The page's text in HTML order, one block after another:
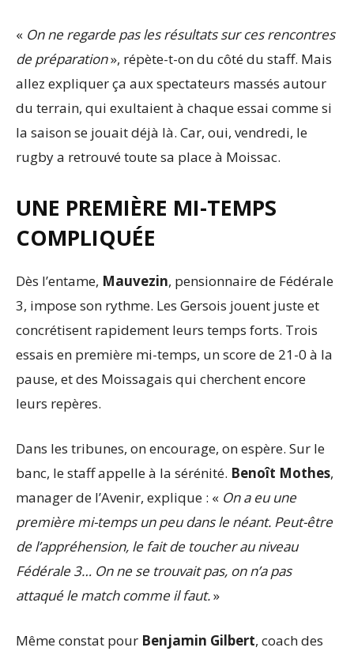
« On ne regarde pas les résultats sur ces rencontres
de préparation», répète-t-on du côté du staff. Mais
allez expliquer ça aux spectateurs massés autour
du terrain, qui exultaient à chaque essai comme si
la saison se jouait déjà là. Car, oui, vendredi, le
rugby a retrouvé toute sa place à Moissac.
UNE PREMIÈRE MI-TEMPS
COMPLIQUÉE
Dès l’entame, Mauvezin, pensionnaire de Fédérale
3, impose son rythme. Les Gersois jouent juste et
concrétisent rapidement leurs temps forts. Trois
essais en première mi-temps, un score de 21-0 à la
pause, et des Moissagais qui cherchent encore
leurs repères.
Dans les tribunes, on encourage, on espère. Sur le
banc, le staff appelle à la sérénité. Benoît Mothes,
manager de l’Avenir, explique : « On a eu une
première mi-temps un peu dans le néant. Peut-être
de l’appréhension, le fait de toucher au niveau
Fédérale 3… On ne se trouvait pas, on n’a pas
attaqué le match comme il faut.»
Même constat pour Benjamin Gilbert, coach des